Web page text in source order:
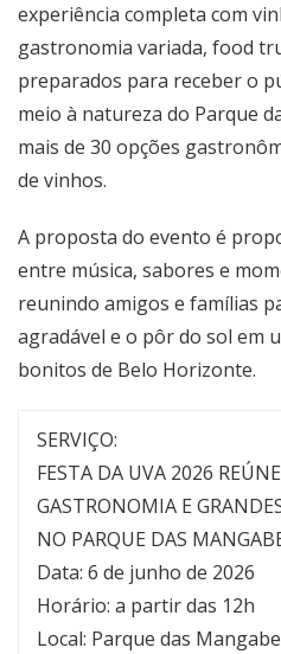
experiência completa com
gastronomia variada, food
preparados para receber o
meio à natureza do Parque
mais de 30 opções
de vinhos.
A proposta do evento é
entre música, sabores e
reunindo amigos e famílias
agradável e o pôr do sol em
bonitos de Belo Horizonte.
SERVIÇO:
FESTA DA UVA 2026
GASTRONOMIA E
NO PARQUE DAS
Data: 6 de junho de 2026
Horário: a partir das 12h
Local: Parque das